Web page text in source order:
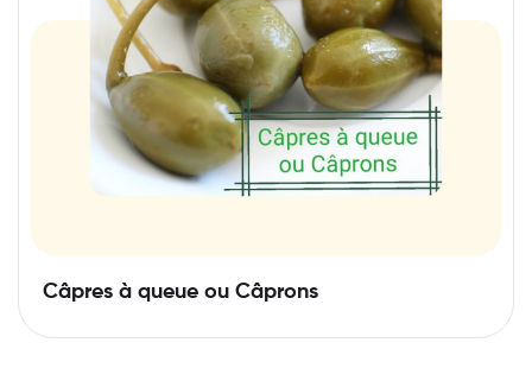
Câpres à queue ou Câprons